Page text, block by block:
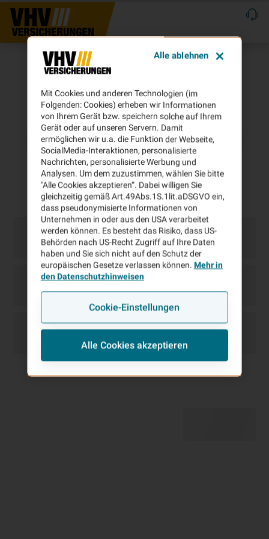
Mit Cookies und anderen Technologien (im
Folgenden: Cookies) erheben wir Informationen
von Ihrem Gerät bzw. speichern solche auf Ihrem
Gerät oder auf unseren Servern. Damit
ermöglichen wir u.a. die Funktion der Webseite,
SocialMedia-Interaktionen, personalisierte
Nachrichten, personalisierte Werbung und
Analysen. Um dem zuzustimmen, wählen Sie bitte
"Alle Cookies akzeptieren“. Dabei willigen Sie
gleichzeitig gemäß Art.49Abs.1S.1lit.aDSGVO ein,
dass pseudonymisierte Informationen von
Unternehmen in oder aus den USA verarbeitet
werden können. Es besteht das Risiko, dass US-
Behörden nach US-Recht Zugriff auf Ihre Daten
haben und Sie sich nicht auf den Schutz der
europäischen Gesetze verlassen können. Mehr in
den Datenschutzhinweisen
Cookie-Einstellungen
Alle Cookies akzeptieren
Alle ablehnen